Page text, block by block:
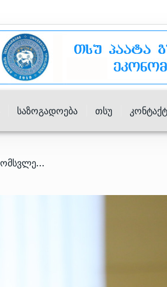
Საზოგადოება Თსუ
/ ლარსზე ბოლო 5 დღეში შემომსვლელთა რაოდენობა 40-45%-ით გაიზარდა – გომელაური